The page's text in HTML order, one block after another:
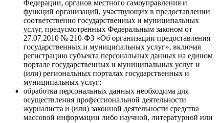
Федерации, органов местного самоуправления и
функций организаций, участвующих в предоставлении
соответственно государственных и муниципальных
услуг, предусмотренных Федеральным законом от
27.07.2010 № 210-ФЗ «Об организации предоставления
государственных и муниципальных услуг», включая
регистрацию субъекта персональных данных на едином
портале государственных и муниципальных услуг и
(или) региональных порталах государственных и
муниципальных услуг;
обработка персональных данных необходима для
осуществления профессиональной деятельности
журналиста и (или) законной деятельности средства
массовой информации либо научной, литературной или